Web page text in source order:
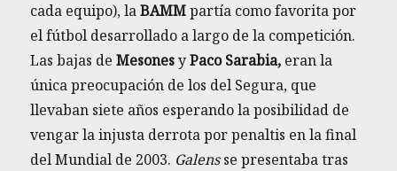
cada equipo), laBAMMpartía como favorita por
el fútbol desarrollado a largo de la competición.
Las bajas deMesonesyPaco Sarabia, eran la
única preocupación de los del Segura, que
llevaban siete años esperando la posibilidad de
vengar la injusta derrota por penaltis en la final
del Mundial de 2003. Galensse presentaba tras